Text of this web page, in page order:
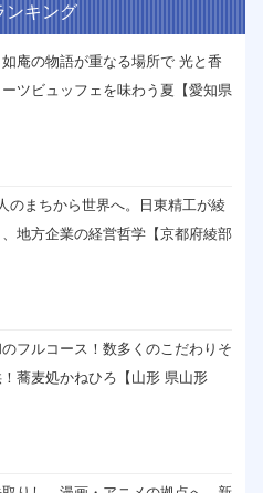
ンキング
庵の物語が重なる場所で 光と香
ーツビュッフェを味わう夏【愛知県
のまちから世界へ。日東精工が綾
地方企業の経営哲学【京都府綾部
のフルコース！数多くのこだわりそ
蕎麦処かねひろ【山形 県山形